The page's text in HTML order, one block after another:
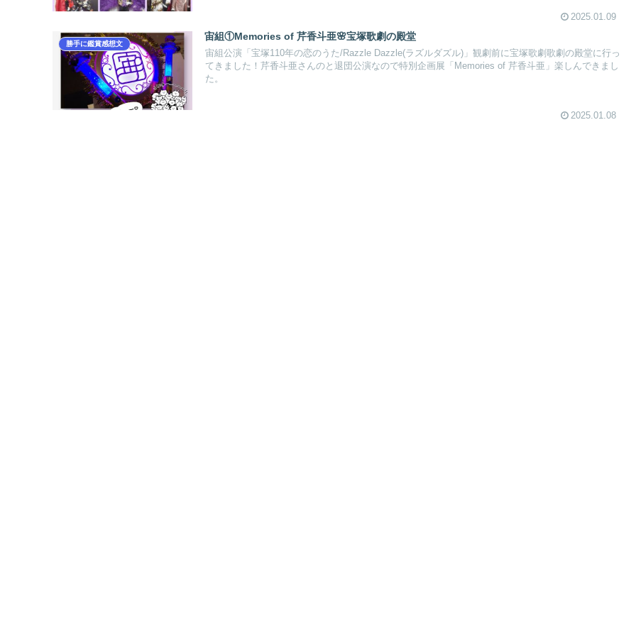
2025.01.09
勝手に鑑賞感想文
宙組①Memories of 芹香斗亜🌸宝塚歌劇の殿堂
宙組公演「宝塚110年の恋のうた/Razzle Dazzle(ラズルダズル)」観劇前に宝塚歌劇歌劇の殿堂に行っ
てきました！芹香斗亜さんのと退団公演なので特別企画展「Memories of 芹香斗亜」楽しんできまし
た。
2025.01.08